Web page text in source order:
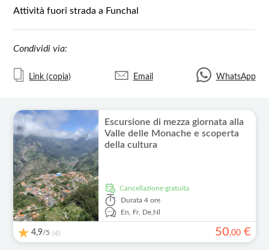
Attività fuori strada a Funchal
Condividi via:
Link (copia) Email WhatsApp
Escursione di mezza giornata alla
Valle delle Monache e scoperta
della cultura
Cancellazione gratuita
Durata 4 ore
En,
Fr, De,Nl
4,9/5 (4) 50,00 €